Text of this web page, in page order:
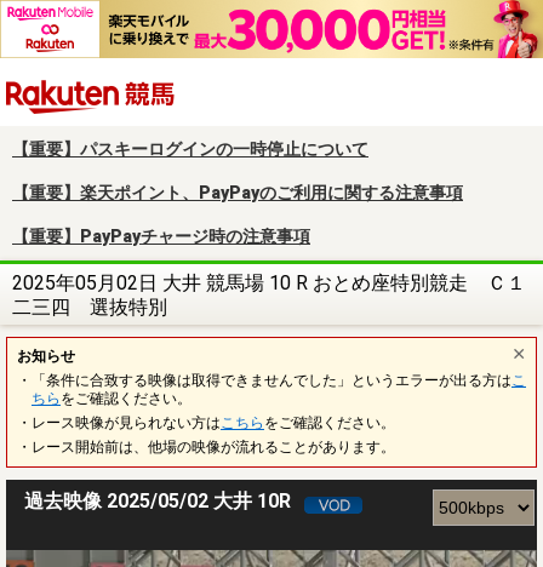
【重要】パスキーログインの一時停止について
【重要】楽天ポイント、PayPayのご利用に関する注意事項
【重要】PayPayチャージ時の注意事項
2025年05月02日 大井 競馬場 10 R おとめ座特別競走 Ｃ１
二三四 選抜特別
お知らせ
・「条件に合致する映像は取得できませんでした」というエラーが出る方は こ
ちら をご確認ください。
・レース映像が見られない方は こちら をご確認ください。
・レース開始前は、他場の映像が流れることがあります。
過去映像 2025/05/02 大井 10R